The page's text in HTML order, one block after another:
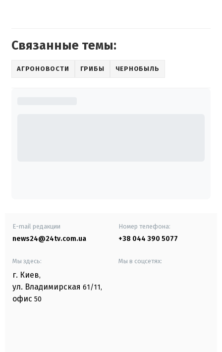
Связанные темы:
АГРОНОВОСТИ ГРИБЫ ЧЕРНОБЫЛЬ
E-mail редакции
news24@24tv.com.ua
Номер телефона:
+38 044 390 5077
Мы здесь:
г. Киев,
ул. Владимирская 61/11,
офис 50
Мы в соцсетях: